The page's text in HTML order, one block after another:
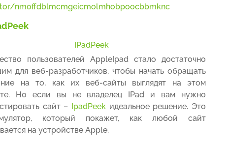
nmoffdblmcmgeicmolmhobpoocbbmknc
IPadPeek
пользователей AppleIpad стало достаточно
для веб-разработчиков, чтобы начать обращать
на то, как их веб-сайты выглядят на этом
Но если вы не владелец IPad и вам нужно
сайт – IpadPeek идеальное решение. Это
который покажет, как любой сайт
на устройстве Apple.